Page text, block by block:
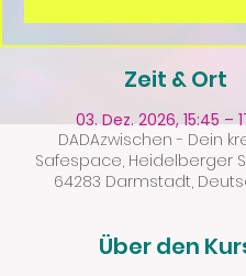
Zeit & Ort
03. Dez. 2026, 15:45 –
DADAzwischen - Dein
Safespace, Heidelberger
64283 Darmstadt,
Über den